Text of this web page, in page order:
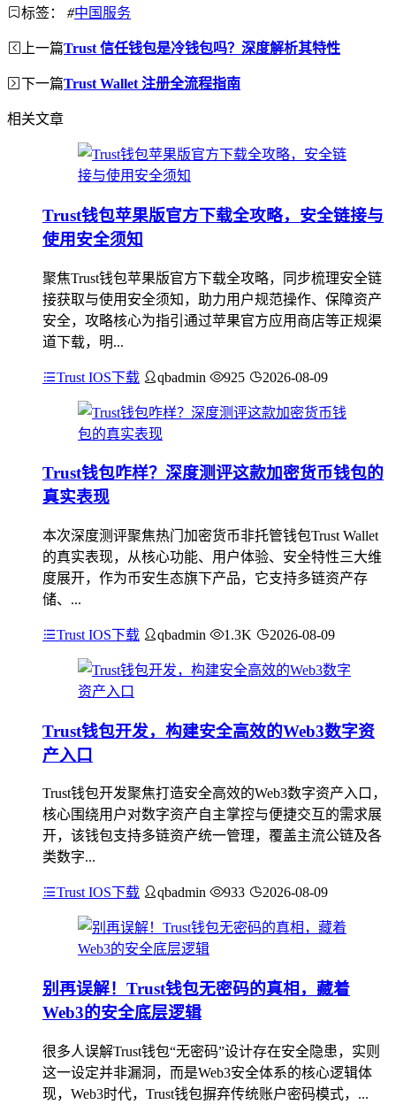
标签： #中国服务
上一篇Trust 信任钱包是冷钱包吗？深度解析其特性
下一篇Trust Wallet 注册全流程指南
相关文章
Trust钱包苹果版官方下载全攻略，安全链接与
使用安全须知
聚焦Trust钱包苹果版官方下载全攻略，同步梳理安全链
接获取与使用安全须知，助力用户规范操作、保障资产
安全，攻略核心为指引通过苹果官方应用商店等正规渠
道下载，明...
Trust IOS下载 qbadmin 925 2026-08-09
Trust钱包咋样？深度测评这款加密货币钱包的
真实表现
本次深度测评聚焦热门加密货币非托管钱包Trust Wallet
的真实表现，从核心功能、用户体验、安全特性三大维
度展开，作为币安生态旗下产品，它支持多链资产存
储、...
Trust IOS下载 qbadmin 1.3K 2026-08-09
Trust钱包开发，构建安全高效的Web3数字资
产入口
Trust钱包开发聚焦打造安全高效的Web3数字资产入口，
核心围绕用户对数字资产自主掌控与便捷交互的需求展
开，该钱包支持多链资产统一管理，覆盖主流公链及各
类数字...
Trust IOS下载 qbadmin 933 2026-08-09
别再误解！Trust钱包无密码的真相，藏着
Web3的安全底层逻辑
很多人误解Trust钱包“无密码”设计存在安全隐患，实则
这一设定并非漏洞，而是Web3安全体系的核心逻辑体
现，Web3时代，Trust钱包摒弃传统账户密码模式，...